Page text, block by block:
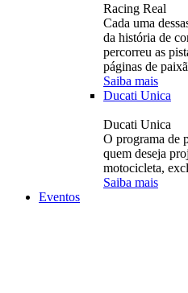
Racing Real
Cada uma
da história de
percorreu as
páginas de
Saiba mais
Ducati Unica
Ducati Unica
O programa de
quem deseja
motocicleta,
Saiba mais
Eventos